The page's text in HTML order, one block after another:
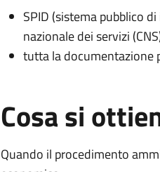
SPID (sistema pubblico
nazionale dei servizi
tutta la documentazione
Cosa si
Quando il procedimento